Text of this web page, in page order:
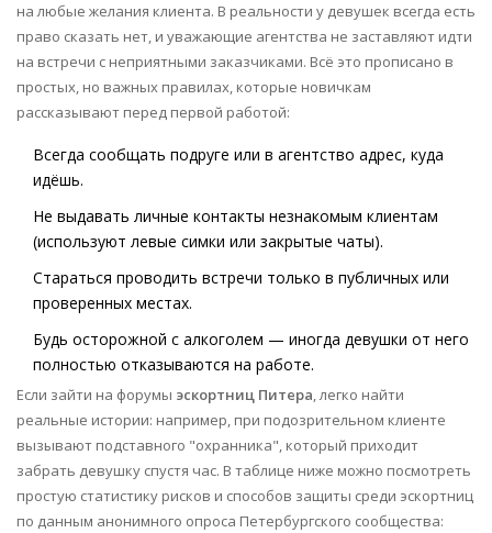
на любые желания клиента. В реальности у девушек всегда есть
право сказать нет, и уважающие агентства не заставляют идти
на встречи с неприятными заказчиками. Всё это прописано в
простых, но важных правилах, которые новичкам
рассказывают перед первой работой:
Всегда сообщать подруге или в агентство адрес, куда
идёшь.
Не выдавать личные контакты незнакомым клиентам
(используют левые симки или закрытые чаты).
Стараться проводить встречи только в публичных или
проверенных местах.
Будь осторожной с алкоголем — иногда девушки от него
полностью отказываются на работе.
Если зайти на форумы эскортниц Питера, легко найти
реальные истории: например, при подозрительном клиенте
вызывают подставного "охранника", который приходит
забрать девушку спустя час. В таблице ниже можно посмотреть
простую статистику рисков и способов защиты среди эскортниц
по данным анонимного опроса Петербургского сообщества: